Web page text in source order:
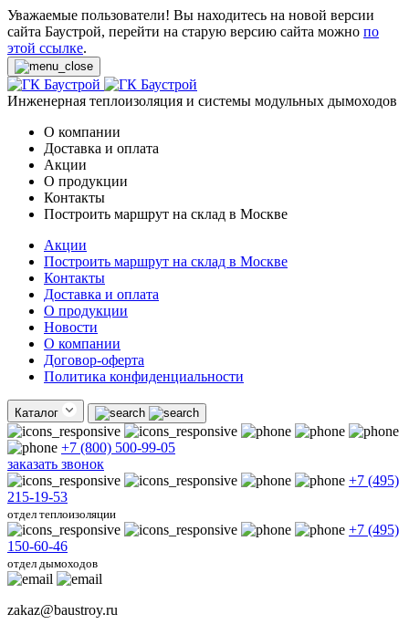
Уважаемые пользователи! Вы находитесь на новой версии
сайта Баустрой, перейти на старую версию сайта можно по
этой ссылке.
Инженерная теплоизоляция и системы модульных дымоходов
О компании
Доставка и оплата
Акции
О продукции
Контакты
Построить маршрут на склад в Москве
Акции
Построить маршрут на склад в Москве
Контакты
Доставка и оплата
О продукции
Новости
О компании
Договор-оферта
Политика конфиденциальности
Каталог
+7 (800) 500-99-05
заказать звонок
+7 (495)
215-19-53
отдел теплоизоляции
+7 (495)
150-60-46
отдел дымоходов
zakaz@baustroy.ru